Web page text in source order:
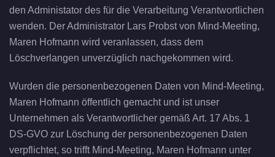
den Administator des für die Verarbeitung Verantwortlichen
wenden. Der Administrator Lars Probst von Mind-Meeting,
Maren Hofmann wird veranlassen, dass dem
Löschverlangen unverzüglich nachgekommen wird.
Wurden die personenbezogenen Daten von Mind-Meeting,
Maren Hofmann öffentlich gemacht und ist unser
Unternehmen als Verantwortlicher gemäß Art. 17 Abs. 1
DS-GVO zur Löschung der personenbezogenen Daten
verpflichtet, so trifft Mind-Meeting, Maren Hofmann unter